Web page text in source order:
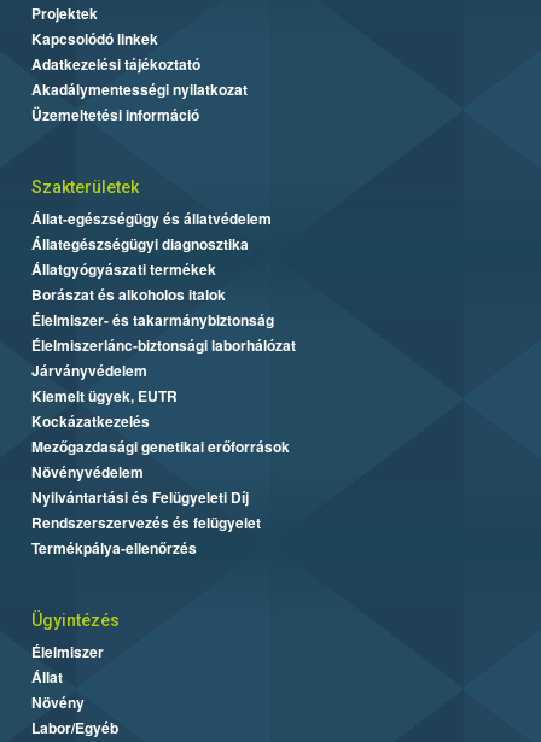
Projektek
Kapcsolódó linkek
Adatkezelési tájékoztató
Akadálymentességi nyilatkozat
Üzemeltetési információ
Szakterületek
Állat-egészségügy és állatvédelem
Állategészségügyi diagnosztika
Állatgyógyászati termékek
Borászat és alkoholos italok
Élelmiszer- és takarmánybiztonság
Élelmiszerlánc-biztonsági laborhálózat
Járványvédelem
Kiemelt ügyek, EUTR
Kockázatkezelés
Mezőgazdasági genetikai erőforrások
Növényvédelem
Nyilvántartási és Felügyeleti Díj
Rendszerszervezés és felügyelet
Termékpálya-ellenőrzés
Ügyintézés
Élelmiszer
Állat
Növény
Labor/Egyéb